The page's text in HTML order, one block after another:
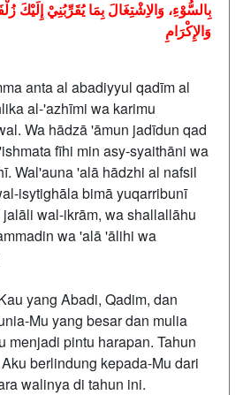
بِالسُّوْءِ، وَالاِشْتِغَالَ بِمَا يُقَرِّبُنِيْ إِلَيْكَ
وَالإِكْرَامِ
anta al abadiyyul qadīm al
al-'azhīmi wa karimu
Wa hādzā 'āmun jadīdun qad
fīhi min asy-syaithāni wa
Wal'auna 'alā hādzhi al nafsil
isytighāla bimā yuqarribunī
wal-ikrām, wa shallallāhu
wa 'alā 'ālihi wa
yang Abadi, Qadim, dan
Mu yang besar dan mulia
menjadi pintu harapan. Tahun
berlindung kepada-Mu dari
walinya di tahun ini.